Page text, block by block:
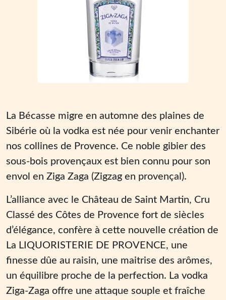
La Bécasse migre en automne des plaines de
Sibérie où la vodka est née pour venir enchanter
nos collines de Provence. Ce noble gibier des
sous-bois provençaux est bien connu pour son
envol en Ziga Zaga (Zigzag en provençal).
L’alliance avec le Château de Saint Martin, Cru
Classé des Côtes de Provence fort de siècles
d’élégance, confère à cette nouvelle création de
La LIQUORISTERIE DE PROVENCE, une
finesse dûe au raisin, une maitrise des arômes,
un équilibre proche de la perfection. La vodka
Ziga-Zaga offre une attaque souple et fraîche